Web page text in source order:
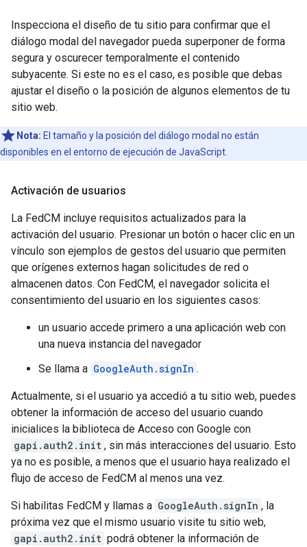
Inspecciona el diseño de tu sitio para confirmar que el
diálogo modal del navegador pueda superponer de forma
segura y oscurecer temporalmente el contenido
subyacente. Si este no es el caso, es posible que debas
ajustar el diseño o la posición de algunos elementos de tu
sitio web.
Nota: El tamaño y la posición del diálogo modal no están
disponibles en el entorno de ejecución de JavaScript.
Activación de usuarios
La FedCM incluye requisitos actualizados para la
activación del usuario. Presionar un botón o hacer clic en un
vínculo son ejemplos de gestos del usuario que permiten
que orígenes externos hagan solicitudes de red o
almacenen datos. Con FedCM, el navegador solicita el
consentimiento del usuario en los siguientes casos:
un usuario accede primero a una aplicación web con
una nueva instancia del navegador
Se llama a GoogleAuth.signIn .
Actualmente, si el usuario ya accedió a tu sitio web, puedes
obtener la información de acceso del usuario cuando
inicialices la biblioteca de Acceso con Google con
gapi.auth2.init , sin más interacciones del usuario. Esto
ya no es posible, a menos que el usuario haya realizado el
flujo de acceso de FedCM al menos una vez.
Si habilitas FedCM y llamas a GoogleAuth.signIn , la
próxima vez que el mismo usuario visite tu sitio web,
gapi.auth2.init podrá obtener la información de